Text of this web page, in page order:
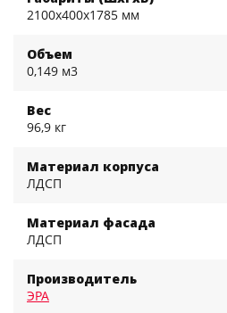
2100x400x1785 мм
Объем
0,149 м3
Вес
96,9 кг
Материал корпуса
ЛДСП
Материал фасада
ЛДСП
Производитель
ЭРА